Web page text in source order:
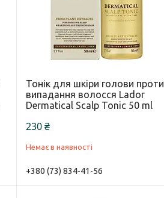
Тонік для шкіри голови проти
випадання волосся Lador
Dermatical Scalp Tonic 50 ml
230 ₴
Немає в наявності
+380 (73) 834-41-56